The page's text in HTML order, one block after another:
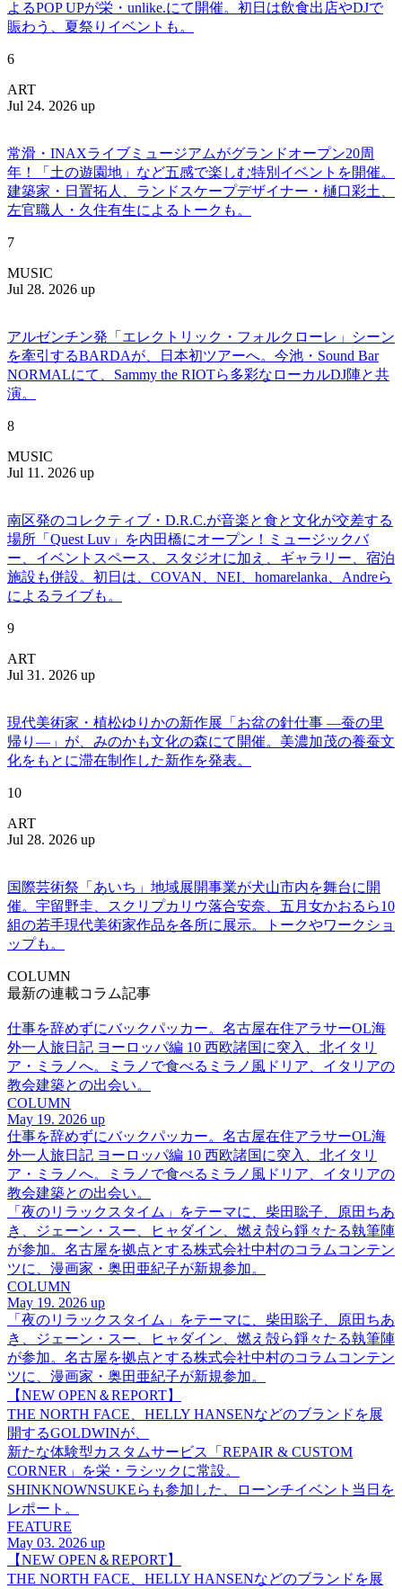
よるPOP UPが栄・unlike.にて開催。初日は飲食出店やDJで
賑わう、夏祭りイベントも。
6
ART
Jul 24. 2026 up
常滑・INAXライブミュージアムがグランドオープン20周
年！「土の遊園地」など五感で楽しむ特別イベントを開催。
建築家・日置拓人、ランドスケープデザイナー・樋口彩土、
左官職人・久住有生によるトークも。
7
MUSIC
Jul 28. 2026 up
アルゼンチン発「エレクトリック・フォルクローレ」シーン
を牽引するBARDAが、日本初ツアーへ。今池・Sound Bar
NORMALにて、Sammy the RIOTら多彩なローカルDJ陣と共
演。
8
MUSIC
Jul 11. 2026 up
南区発のコレクティブ・D.R.C.が⾳楽と⾷と⽂化が交差する
場所「Quest Luv」を内田橋にオープン！ミュージックバ
ー、イベントスペース、スタジオに加え、ギャラリー、宿泊
施設も併設。初日は、COVAN、NEI、homarelanka、Andreら
によるライブも。
9
ART
Jul 31. 2026 up
現代美術家・植松ゆりかの新作展「お盆の針仕事 ―蚕の里
帰り―」が、みのかも文化の森にて開催。美濃加茂の養蚕文
化をもとに滞在制作した新作を発表。
10
ART
Jul 28. 2026 up
国際芸術祭「あいち」地域展開事業が犬山市内を舞台に開
催。宇留野圭、スクリプカリウ落合安奈、五月女かおるら10
組の若手現代美術家作品を各所に展示。トークやワークショ
ップも。
COLUMN
最新の連載コラム記事
仕事を辞めずにバックパッカー。名古屋在住アラサーOL海
外一人旅日記 ヨーロッパ編 10 西欧諸国に突入、北イタリ
ア・ミラノへ。ミラノで食べるミラノ風ドリア、イタリアの
教会建築との出会い。
COLUMN
May 19. 2026 up
仕事を辞めずにバックパッカー。名古屋在住アラサーOL海
外一人旅日記 ヨーロッパ編 10 西欧諸国に突入、北イタリ
ア・ミラノへ。ミラノで食べるミラノ風ドリア、イタリアの
教会建築との出会い。
「夜のリラックスタイム」をテーマに、柴田聡子、原田ちあ
き、ジェーン・スー、ヒャダイン、燃え殻ら錚々たる執筆陣
が参加。名古屋を拠点とする株式会社中村のコラムコンテン
ツに、漫画家・奥田亜紀子が新規参加。
COLUMN
May 19. 2026 up
「夜のリラックスタイム」をテーマに、柴田聡子、原田ちあ
き、ジェーン・スー、ヒャダイン、燃え殻ら錚々たる執筆陣
が参加。名古屋を拠点とする株式会社中村のコラムコンテン
ツに、漫画家・奥田亜紀子が新規参加。
【NEW OPEN＆REPORT】
THE NORTH FACE、HELLY HANSENなどのブランドを展
開するGOLDWINが、
新たな体験型カスタムサービス「REPAIR & CUSTOM
CORNER」を栄・ラシックに常設。
SHINKNOWNSUKEらも参加した、ローンチイベント当日を
レポート。
FEATURE
May 03. 2026 up
【NEW OPEN＆REPORT】
THE NORTH FACE、HELLY HANSENなどのブランドを展